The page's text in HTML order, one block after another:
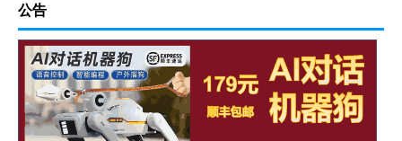
公告